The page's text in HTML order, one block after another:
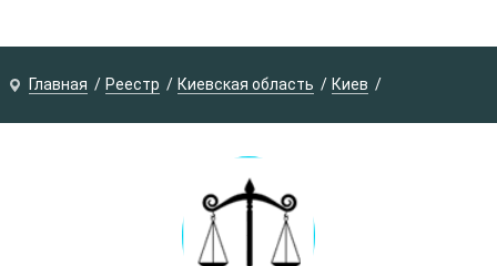
Главная Реестр Киевская область Киев